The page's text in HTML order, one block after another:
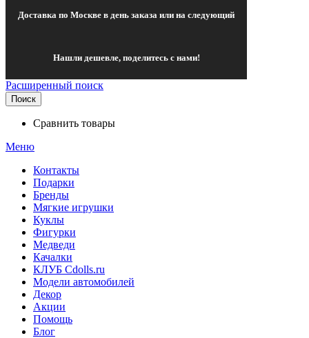
Доставка по Москве в день заказа или на следующий
Нашли дешевле, поделитесь с нами!
Расширенный поиск
Поиск
Сравнить товары
Меню
Контакты
Подарки
Бренды
Мягкие игрушки
Куклы
Фигурки
Медведи
Качалки
КЛУБ Cdolls.ru
Модели автомобилей
Декор
Акции
Помощь
Блог